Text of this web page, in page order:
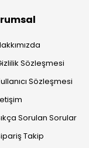
Sözleşmesi
Sözleşmesi
Sorulan Sorular
Takip